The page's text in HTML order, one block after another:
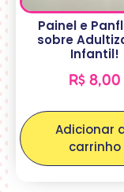
Painel e
sobre
Infantil!
R$8,00
Adicionar
carrinho